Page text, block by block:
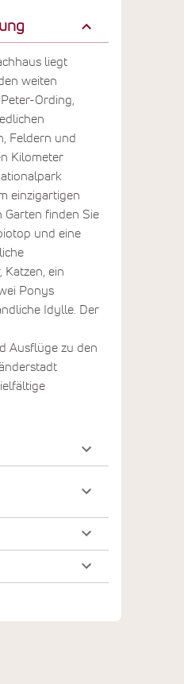
liegt
weiten
Ording,
Feldern und
Kilometer
einzigartigen
Garten finden Sie
und eine
Katzen, ein
Ponys
Idylle. Der
Ausflüge zu den